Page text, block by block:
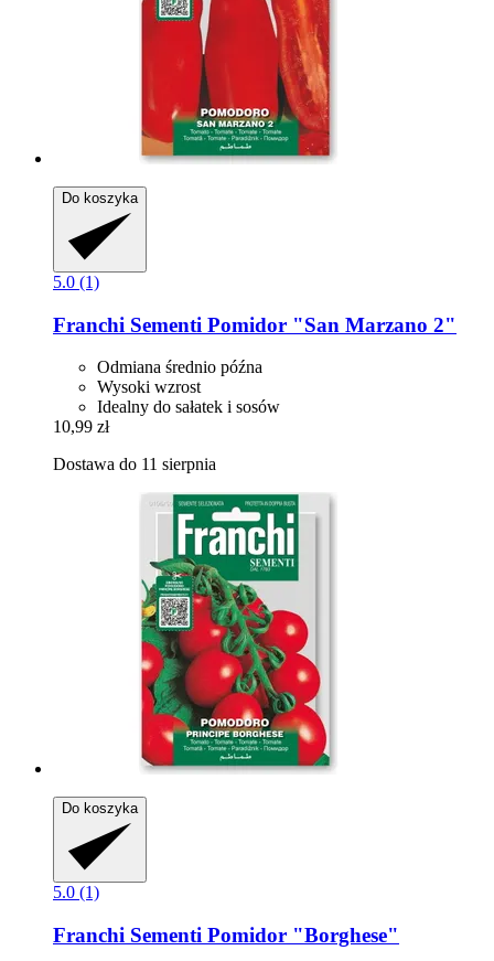
Do koszyka
5.0 (1)
Franchi Sementi Pomidor "San Marzano 2"
Odmiana średnio późna
Wysoki wzrost
Idealny do sałatek i sosów
10,99 zł
Dostawa do 11 sierpnia
Do koszyka
5.0 (1)
Franchi Sementi Pomidor "Borghese"